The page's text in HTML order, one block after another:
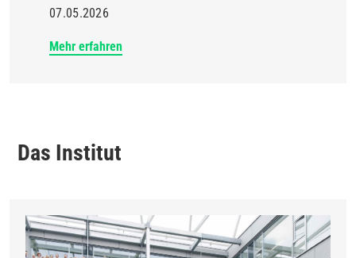
07.05.2026
Mehr erfahren
Das Institut